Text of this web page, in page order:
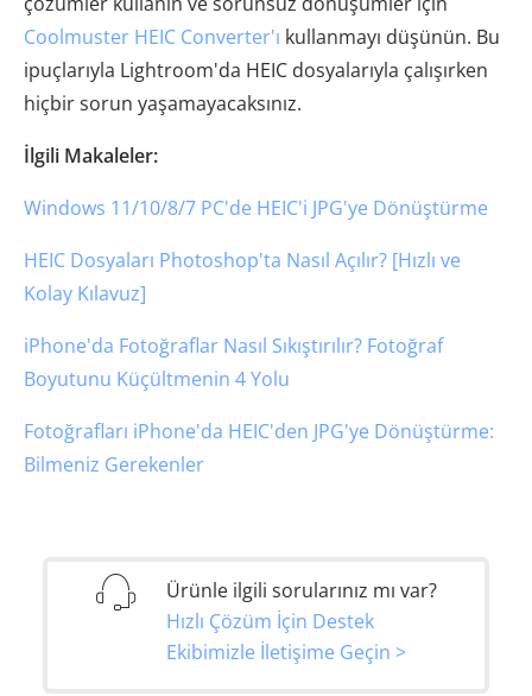
Coolmuster HEIC Converter'ı kullanmayı düşünün. Bu
ipuçlarıyla Lightroom'da HEIC dosyalarıyla çalışırken
hiçbir sorun yaşamayacaksınız.
İlgili Makaleler:
Windows 11/10/8/7 PC'de HEIC'i JPG'ye Dönüştürme
HEIC Dosyaları Photoshop'ta Nasıl Açılır? [Hızlı ve
Kolay Kılavuz]
iPhone'da Fotoğraflar Nasıl Sıkıştırılır? Fotoğraf
Boyutunu Küçültmenin 4 Yolu
Fotoğrafları iPhone'da HEIC'den JPG'ye Dönüştürme:
Bilmeniz Gerekenler
Ürünle ilgili sorularınız mı var?
Hızlı Çözüm İçin Destek
Ekibimizle İletişime Geçin >